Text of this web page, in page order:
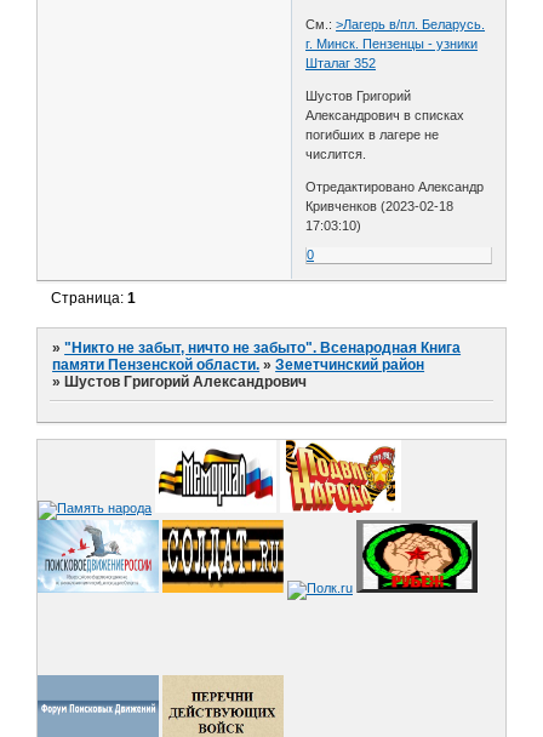
См.:>Лагерь в/пл. Беларусь.
г. Минск. Пензенцы - узники
Шталаг 352
Шустов Григорий
Александрович в списках
погибших в лагере не
числится.
Отредактировано Александр
Кривченков (2023-02-18
17:03:10)
0
Страница:1
»"Никто не забыт, ничто не забыто". Всенародная Книга
памяти Пензенской области. »Земетчинский район
» Шустов Григорий Александрович